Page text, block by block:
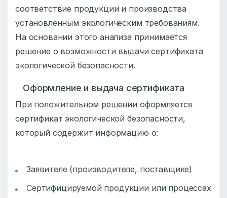
соответствие продукции и производства
установленным экологическим требованиям.
На основании этого анализа принимается
решение о возможности выдачи сертификата
экологической безопасности.
Оформление и выдача сертификата
При положительном решении оформляется
сертификат экологической безопасности,
который содержит информацию о:
Заявителе (производителе, поставщике)
Сертифицируемой продукции или процессах